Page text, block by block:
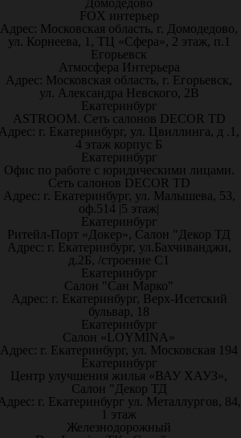
Домодедово
FOX интерьер
Адрес: Московская область, г. Домодедово,
ул. Корнеева, 1, ТЦ «Сфера», 2 этаж, п.1
Егорьевск
Атмосфера Интерьера
Адрес: Московская область, г. Егорьевск,
ул. Александра Невского, 2В
Екатеринбург
ASTROOM. Сеть салонов DECOR TD
г. Екатеринбург, ул. Цвиллинга, д .1,
4 этаж корпус Б
Екатеринбург
Офис по работе с юридическими лицами.
Сеть салонов DECOR TD
Адрес: г. Екатеринбург, ул. Малышева, 53,
оф.514 |5 этаж|
Екатеринбург
Ритейл-Порт «Докер», Салон "Декор ТД
Адрес: г. Екатеринбург, ул.Бахчиванджи,
д.2Б, /строение С1
Екатеринбург
Салон "Сан Марко"
Адрес: г. Екатеринбург, Верх-Исетский
бульвар, 18
Екатеринбург
Салон «LOYMINA»
Адрес: г. Екатеринбург, ул. Московская 194
Екатеринбург
Центр улучшения жилья «ВАУ ХАУЗ»,
Салон "Декор ТД
г. Екатеринбург ул. Металлургов, 84,
1 этаж
Железнодорожный